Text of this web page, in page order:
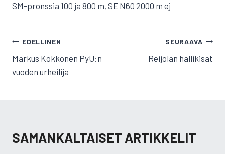
SM-pronssia 100 ja 800 m, SE N60 2000 m ej
ARTIKKELIEN
SELAUS
EDELLINEN
Markus Kokkonen PyU:n
vuoden urheilija
SEURAAVA
Reijolan hallikisat
SAMANKALTAISET ARTIKKELIT